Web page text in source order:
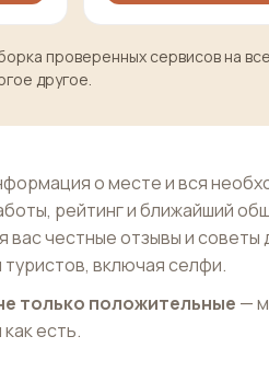
проверенных сервисов на
другое.
о месте и вся
рейтинг и ближайший
честные отзывы и советы
включая селфи.
только положительные —
есть.